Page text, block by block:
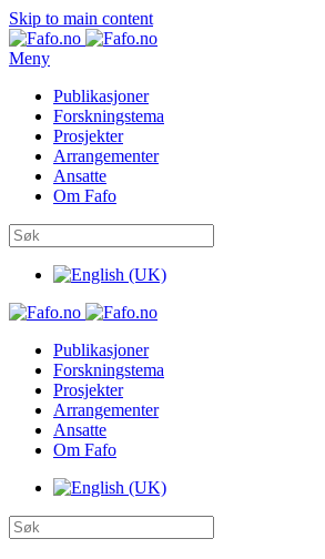
Skip to main content
Meny
Publikasjoner
Forskningstema
Prosjekter
Arrangementer
Ansatte
Om Fafo
Publikasjoner
Forskningstema
Prosjekter
Arrangementer
Ansatte
Om Fafo